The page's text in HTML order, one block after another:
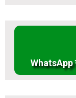
WhatsApp